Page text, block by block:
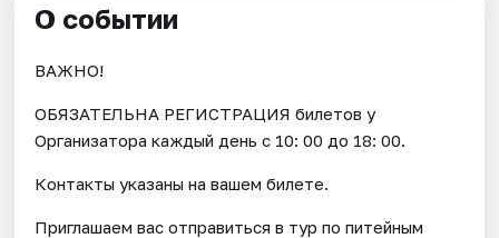
О событии
ВАЖНО!
ОБЯЗАТЕЛЬНА РЕГИСТРАЦИЯ билетов у
Организатора каждый день c 10: 00 до 18: 00.
Контакты указаны на вашем билете.
Приглашаем вас отправиться в тур по питейным